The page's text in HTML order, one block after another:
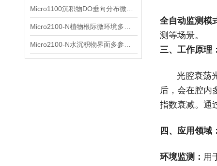
全自动监测模
测等场景。
三、工作原理
光腔衰荡光
后，会在腔内
指数衰减。通
四、应用领域
环境监测 ： 用